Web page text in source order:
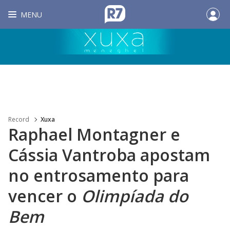
MENU
Record Xuxa
Raphael Montagner e
Cássia Vantroba apostam
no entrosamento para
vencer o Olimpíada do
Bem